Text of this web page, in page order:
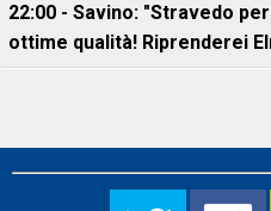
22:00 - Savino: "Stravedo
ottime qualità! Riprenderei